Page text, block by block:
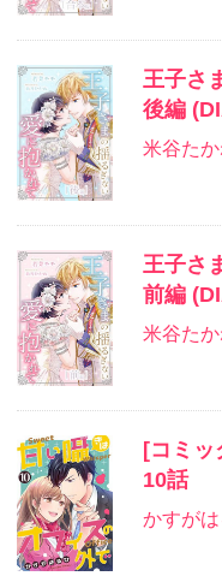
王子さ
後編
米谷たか
王子さ
前編
米谷たか
[コミ
10話
かすが